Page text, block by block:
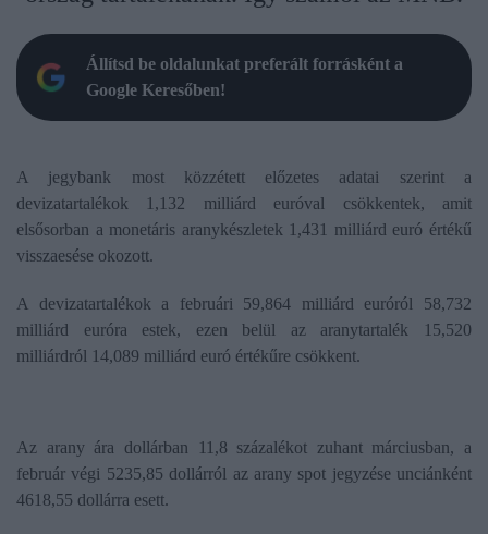
Állítsd be oldalunkat preferált forrásként a
Google Keresőben!
A jegybank most közzétett előzetes adatai szerint a
devizatartalékok 1,132 milliárd euróval csökkentek, amit
elsősorban a monetáris aranykészletek 1,431 milliárd euró értékű
visszaesése okozott.
A devizatartalékok a februári 59,864 milliárd euróról 58,732
milliárd euróra estek, ezen belül az aranytartalék 15,520
milliárdról 14,089 milliárd euró értékűre csökkent.
Az arany ára dollárban 11,8 százalékot zuhant márciusban, a
február végi 5235,85 dollárról az arany spot jegyzése unciánként
4618,55 dollárra esett.